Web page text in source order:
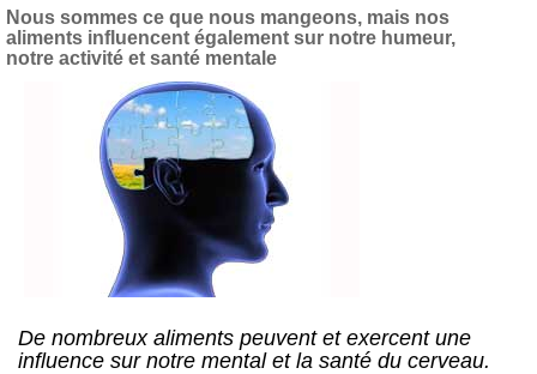
Membres Amis
Facebook
Twitter
Nous sommes ce que nous mangeons, mais nos
aliments influencent également sur notre humeur,
notre activité et santé mentale
De nombreux aliments peuvent et exercent une
influence sur notre mental et la santé du cerveau.